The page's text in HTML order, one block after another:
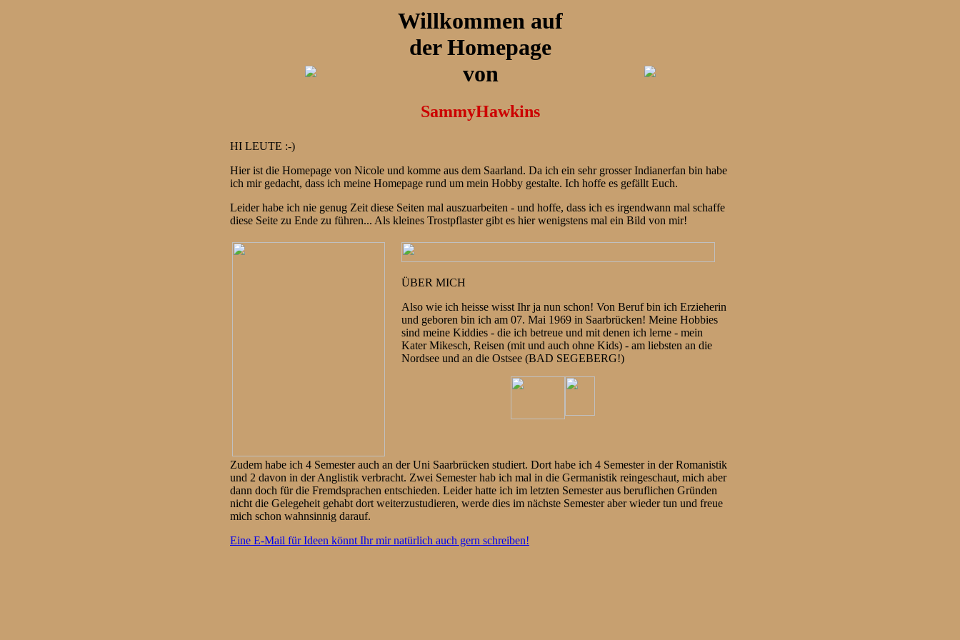
Willkommen auf
der Homepage
von
SammyHawkins
HI LEUTE :-)
Hier ist die Homepage von Nicole und komme aus dem Saarland. Da ich ein sehr grosser Indianerfan bin habe
ich mir gedacht, dass ich meine Homepage rund um mein Hobby gestalte. Ich hoffe es gefällt Euch.
Leider habe ich nie genug Zeit diese Seiten mal auszuarbeiten - und hoffe, dass ich es irgendwann mal schaffe
diese Seite zu Ende zu führen... Als kleines Trostpflaster gibt es hier wenigstens mal ein Bild von mir!
ÜBER MICH
Also wie ich heisse wisst Ihr ja nun schon! Von Beruf bin ich Erzieherin
und geboren bin ich am 07. Mai 1969 in Saarbrücken! Meine Hobbies
sind meine Kiddies - die ich betreue und mit denen ich lerne - mein
Kater Mikesch, Reisen (mit und auch ohne Kids) - am liebsten an die
Nordsee und an die Ostsee (BAD SEGEBERG!)
Zudem habe ich 4 Semester auch an der Uni Saarbrücken studiert. Dort habe ich 4 Semester in der Romanistik
und 2 davon in der Anglistik verbracht. Zwei Semester hab ich mal in die Germanistik reingeschaut, mich aber
dann doch für die Fremdsprachen entschieden. Leider hatte ich im letzten Semester aus beruflichen Gründen
nicht die Gelegeheit gehabt dort weiterzustudieren, werde dies im nächste Semester aber wieder tun und freue
mich schon wahnsinnig darauf.
Eine E-Mail für Ideen könnt Ihr mir natürlich auch gern schreiben!